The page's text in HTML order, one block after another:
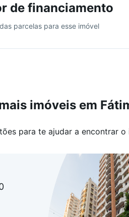
de financiamento
parcelas para esse imóvel
imóveis em
para te ajudar a encontrar